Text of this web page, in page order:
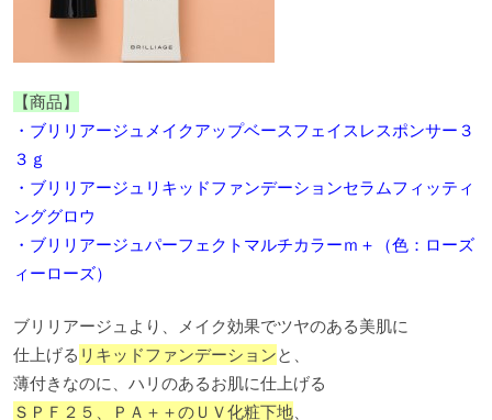
【商品】
・ブリリアージュメイクアップベースフェイスレスポンサー３
３ｇ
・ブリリアージュリキッドファンデーションセラムフィッティ
ンググロウ
・ブリリアージュパーフェクトマルチカラーｍ＋（色：ローズ
ィーローズ）
ブリリアージュより、メイク効果でツヤのある美肌に
仕上げる リキッドファンデーションと、
薄付きなのに、ハリのあるお肌に仕上げる
ＳＰＦ２５、ＰＡ＋＋のＵＶ化粧下地、